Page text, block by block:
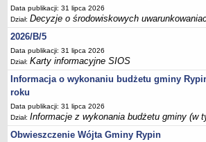
ePUAP - składanie dokumentów przez
Wydanie warunków na zjazd z drogi gminnej
Zezwolenie na usunięcie drzewa
Wniosek o ustalenie warunków zabudowy/
inwestycji celu publicznego
Działalność lobbingowa
Wniosek o wydanie warunków technicznych
wodociągowej/kanalizacyjnej
Data publikacji: 31 lipca 2026
Dział:Decyzje o środowiskowych
2026/B/5
Data publikacji: 31 lipca 2026
Dział:Karty informacyjne SIOS
Informacja o wykonaniu budżetu gminy
roku
Data publikacji: 31 lipca 2026
Dział:Informacje z wykonania budżetu gminy (w
Obwieszczenie Wójta Gminy Rypin